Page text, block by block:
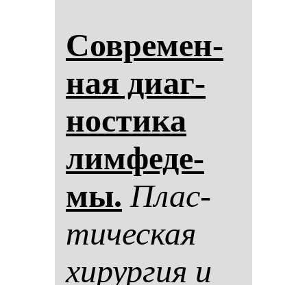
Сов­ре­мен­
ная ди­аг­
нос­ти­ка
лим­фе­де­
мы. Плас­
ти­чес­кая
хи­рур­гия и